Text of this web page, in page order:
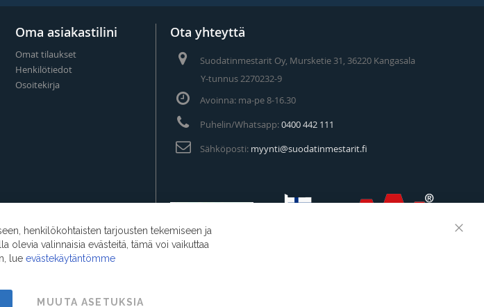
Oma asiakastilini
Omat tilaukset
Henkilötiedot
Osoitekirja
Ota yhteyttä
Suodatinmestarit Oy, Mursketie 31, 36220 Kangasala
Y-tunnus 2270232-9
Avoinna: ma-pe 8-16.30
Puhelin/Whatsapp:0400 442 111
Sähköposti: myynti@suodatinmestarit.fi
henkilökohtaisten tarjousten tekemiseen ja
olevia valinnaisia evästeitä, tämä voi vaikuttaa
lue evästekäytäntömme
MUUTA ASETUKSIA